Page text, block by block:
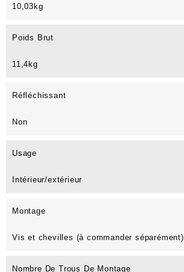
10,03kg
Poids Brut
11,4kg
Réfléchissant
Non
Usage
Intérieur/extérieur
Montage
Vis et chevilles (à commander séparément)
Nombre De Trous De Montage